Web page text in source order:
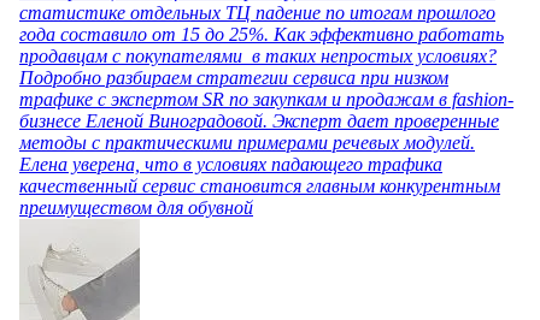
статистике отдельных ТЦ падение по итогам прошлого
года составило от 15 до 25%. Как эффективно работать
продавцам с покупателями в таких непростых условиях?
Подробно разбираем стратегии сервиса при низком
трафике с экспертом SR по закупкам и продажам в fashion-
бизнесе Еленой Виноградовой. Эксперт дает проверенные
методы с практическими примерами речевых модулей.
Елена уверена, что в условиях падающего трафика
качественный сервис становится главным конкурентным
преимуществом для обувной